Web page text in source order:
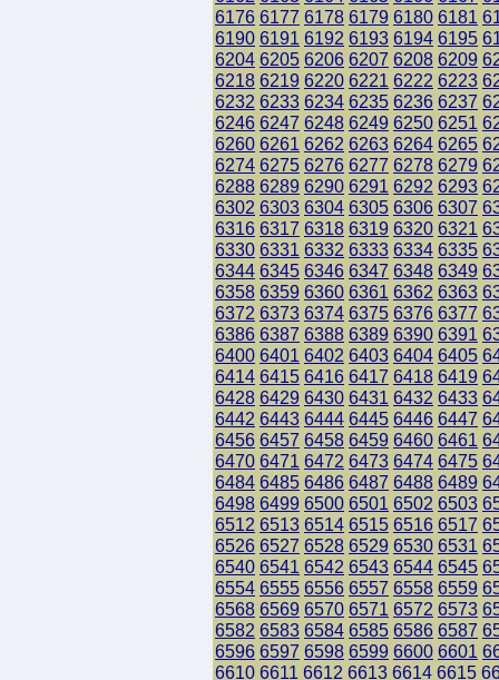
6176 6177 6178 6179 6180 6181
6190 6191 6192 6193 6194 6195
6204 6205 6206 6207 6208 6209
6218 6219 6220 6221 6222 6223
6232 6233 6234 6235 6236 6237
6246 6247 6248 6249 6250 6251
6260 6261 6262 6263 6264 6265
6274 6275 6276 6277 6278 6279
6288 6289 6290 6291 6292 6293
6302 6303 6304 6305 6306 6307
6316 6317 6318 6319 6320 6321
6330 6331 6332 6333 6334 6335
6344 6345 6346 6347 6348 6349
6358 6359 6360 6361 6362 6363
6372 6373 6374 6375 6376 6377
6386 6387 6388 6389 6390 6391
6400 6401 6402 6403 6404 6405
6414 6415 6416 6417 6418 6419
6428 6429 6430 6431 6432 6433
6442 6443 6444 6445 6446 6447
6456 6457 6458 6459 6460 6461
6470 6471 6472 6473 6474 6475
6484 6485 6486 6487 6488 6489
6498 6499 6500 6501 6502 6503
6512 6513 6514 6515 6516 6517
6526 6527 6528 6529 6530 6531
6540 6541 6542 6543 6544 6545
6554 6555 6556 6557 6558 6559
6568 6569 6570 6571 6572 6573
6582 6583 6584 6585 6586 6587
6596 6597 6598 6599 6600 6601
6610 6611 6612 6613 6614 6615